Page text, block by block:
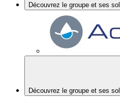
Découvrez le groupe et ses
Découvrez le groupe et ses